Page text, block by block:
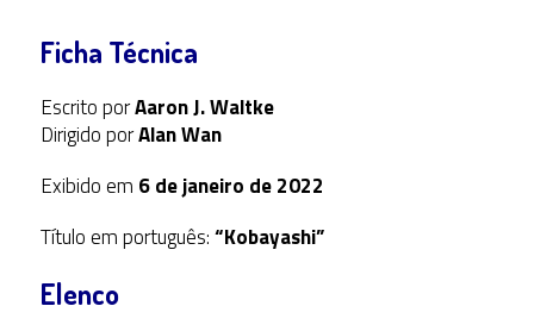
Ficha Técnica
Escrito porAaron J. Waltke
Dirigido porAlan Wan
Exibido em 6 de janeiro de 2022
Título em português:“Kobayashi”
Elenco